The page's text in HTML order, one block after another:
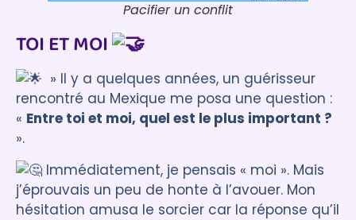
Pacifier un conflit
TOI ET MOI
» ll y a quelques années, un guérisseur
rencontré au Mexique me posa une question :
« Entre toi et moi, quel est le plus important ?
».
Immédiatement, je pensais « moi ». Mais
j’éprouvais un peu de honte à l’avouer. Mon
hésitation amusa le sorcier car la réponse qu’il